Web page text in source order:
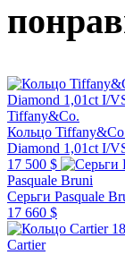
Tiffany&Co.
Кольцо
Diamond 1,01ct I/
17 500 $
Pasquale Bruni
Серьги Pasquale
17 660 $
Cartier